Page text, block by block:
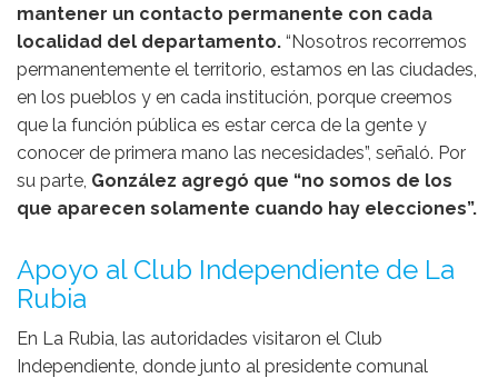
mantener un contacto permanente con cada
localidad del departamento. “Nosotros recorremos
permanentemente el territorio, estamos en las ciudades,
en los pueblos y en cada institución, porque creemos
que la función pública es estar cerca de la gente y
conocer de primera mano las necesidades”, señaló. Por
su parte, González agregó que “no somos de los
que aparecen solamente cuando hay elecciones”.
Apoyo al Club Independiente de La
Rubia
En La Rubia, las autoridades visitaron el Club
Independiente, donde junto al presidente comunal